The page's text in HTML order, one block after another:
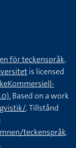
för teckenspråk,
is licensed
Based on a work
. Tillstånd
teckenspråk.
.